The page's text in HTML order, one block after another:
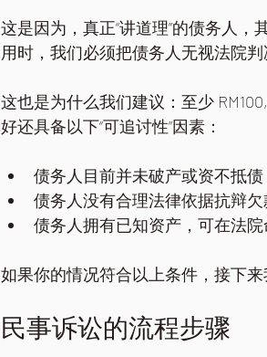
这是因为，真正“讲道理”的债务人
用时，我们必须把债务人无视法院
这也是为什么我们建议：至少
好还具备以下“可追讨性”因素：
债务人目前并未破产或资不抵债
债务人没有合理法律依据抗辩欠
债务人拥有已知资产，可在法
如果你的情况符合以上条件，接下
民事诉讼的流程步骤